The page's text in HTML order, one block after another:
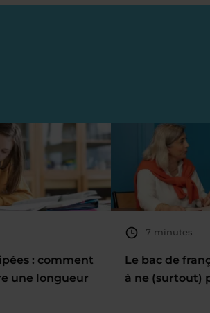
: comment
une longueur
7 minutes
Le bac de
à ne (surtout)